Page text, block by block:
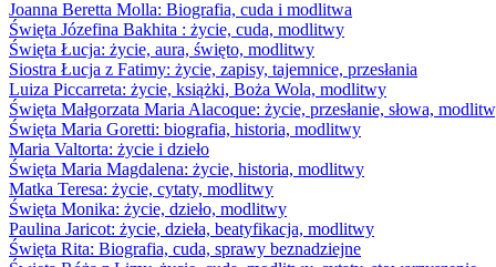
Joanna Beretta Molla: Biografia, cuda i modlitwa
Święta Józefina Bakhita : życie, cuda, modlitwy
Święta Łucja: życie, aura, święto, modlitwy
Siostra Łucja z Fatimy: życie, zapisy, tajemnice, przesłania
Luiza Piccarreta: życie, książki, Boża Wola, modlitwy
Święta Małgorzata Maria Alacoque: życie, przesłanie, słowa,
Święta Maria Goretti: biografia, historia, modlitwy
Maria Valtorta: życie i dzieło
Święta Maria Magdalena: życie, historia, modlitwy
Matka Teresa: życie, cytaty, modlitwy
Święta Monika: życie, dzieło, modlitwy
Paulina Jaricot: życie, dzieła, beatyfikacja, modlitwy
Święta Rita: Biografia, cuda, sprawy beznadziejne